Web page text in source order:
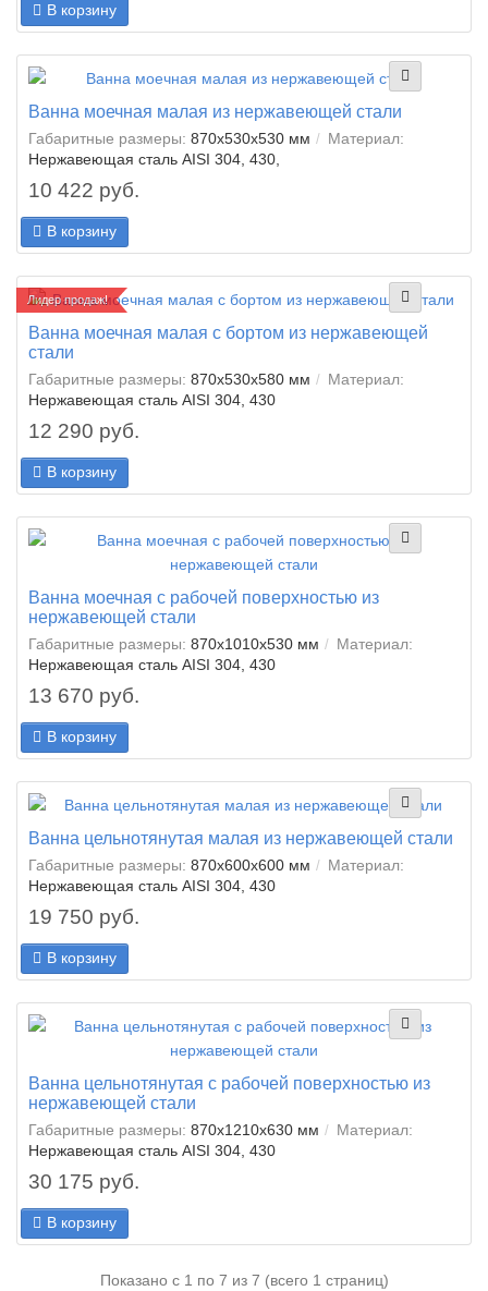
В корзину
Ванна моечная малая из нержавеющей стали
Габаритные размеры: 870x530x530 мм
Материал:
Нержавеющая сталь AISI 304, 430,
10 422 руб.
В корзину
Лидер продаж!
Ванна моечная малая с бортом из нержавеющей
стали
Габаритные размеры: 870x530x580 мм
Материал:
Нержавеющая сталь AISI 304, 430
12 290 руб.
В корзину
Ванна моечная с рабочей поверхностью из
нержавеющей стали
Габаритные размеры: 870x1010x530 мм
Материал:
Нержавеющая сталь AISI 304, 430
13 670 руб.
В корзину
Ванна цельнотянутая малая из нержавеющей стали
Габаритные размеры: 870x600x600 мм
Материал:
Нержавеющая сталь AISI 304, 430
19 750 руб.
В корзину
Ванна цельнотянутая с рабочей поверхностью из
нержавеющей стали
Габаритные размеры: 870x1210x630 мм
Материал:
Нержавеющая сталь AISI 304, 430
30 175 руб.
В корзину
Показано с 1 по 7 из 7 (всего 1 страниц)